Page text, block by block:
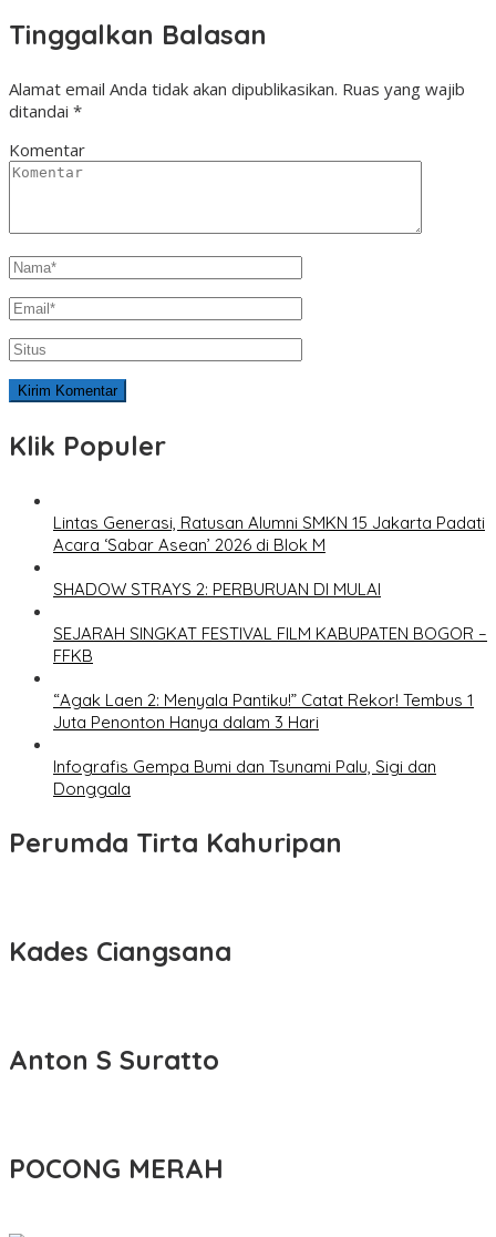
Tinggalkan Balasan
Alamat email Anda tidak akan dipublikasikan. Ruas yang wajib
ditandai *
Komentar
Klik Populer
Lintas Generasi, Ratusan Alumni SMKN 15 Jakarta Padati
Acara ‘Sabar Asean’ 2026 di Blok M
SHADOW STRAYS 2: PERBURUAN DI MULAI
SEJARAH SINGKAT FESTIVAL FILM KABUPATEN BOGOR –
FFKB
“Agak Laen 2: Menyala Pantiku!” Catat Rekor! Tembus 1
Juta Penonton Hanya dalam 3 Hari
Infografis Gempa Bumi dan Tsunami Palu, Sigi dan
Donggala
Perumda Tirta Kahuripan
Kades Ciangsana
Anton S Suratto
POCONG MERAH